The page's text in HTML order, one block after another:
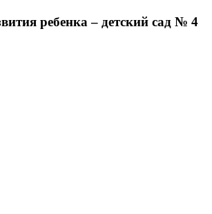
ребенка – детский сад № 4